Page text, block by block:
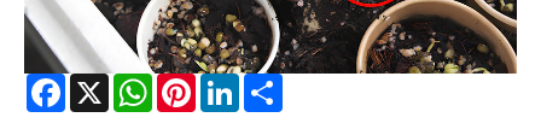
Facebook
X WhatsApp
PinterestLinkedIn